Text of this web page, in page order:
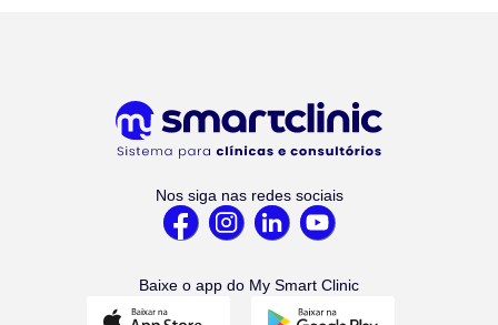
Nos siga nas redes sociais
Baixe o app do My Smart Clinic